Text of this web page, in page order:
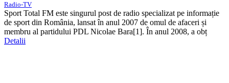
Radio-TV
Sport Total FM este singurul post de radio specializat pe informație
de sport din România, lansat în anul 2007 de omul de afaceri și
membru al partidului PDL Nicolae Bara[1]. În anul 2008, a obț
Detalii